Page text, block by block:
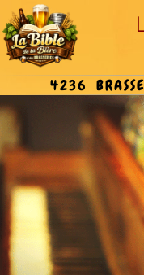
4236